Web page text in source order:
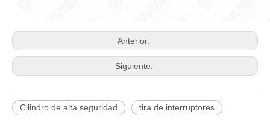
Anterior:
Siguiente:
Cilindro de alta seguridad tira de interruptores